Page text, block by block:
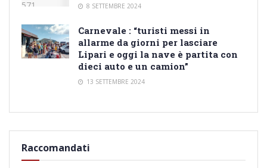
8 SETTEMBRE 2024
Carnevale : “turisti messi in
allarme da giorni per lasciare
Lipari e oggi la nave è partita con
dieci auto e un camion”
13 SETTEMBRE 2024
Raccomandati